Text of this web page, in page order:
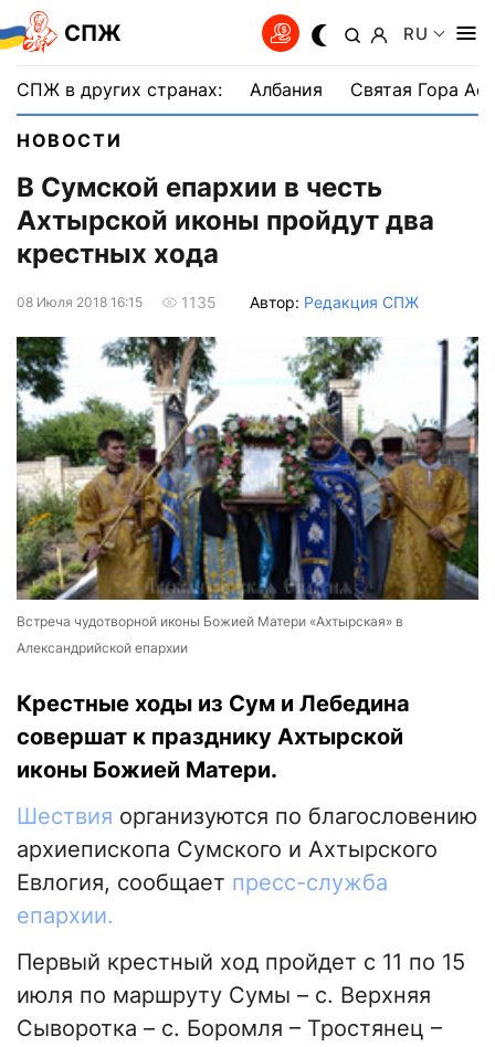
СПЖ RU
СПЖ в других странах: Албания Святая Гора
НОВОСТИ
В Сумской епархии в честь
Ахтырской иконы пройдут два
крестных хода
08 Июля 2018 16:15 1135 Автор: Редакция СПЖ
Встреча чудотворной иконы Божией Матери «Ахтырская» в
Александрийской епархии
Крестные ходы из Сум и Лебедина
совершат к празднику Ахтырской
иконы Божией Матери.
Шествия организуются по благословению
архиепископа Сумского и Ахтырского
Евлогия, сообщает пресс-служба
епархии.
Первый крестный ход пройдет с 11 по 15
июля по маршруту Сумы – с. Верхняя
Сыворотка – с. Боромля – ​​Тростянец –